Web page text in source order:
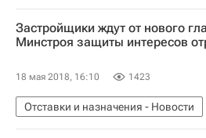
Россети
Россия
Застройщики ждут от нового
Минстроя защиты интересов
18 мая 2018, 16:10 1423
Отставки и назначения - Новости
Новости - Недвижимость